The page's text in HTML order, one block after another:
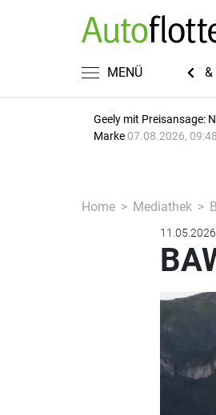
MENÜ
FUHRPARKWISSEN RECHT
Geely mit Preisansage:
Marke 07.08.2026,
Home Mediathek
11.05.2026